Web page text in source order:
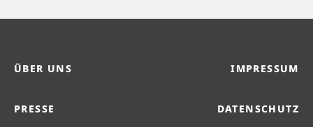
ÜBER UNS IMPRESSUM
PRESSE DATENSCHUTZ